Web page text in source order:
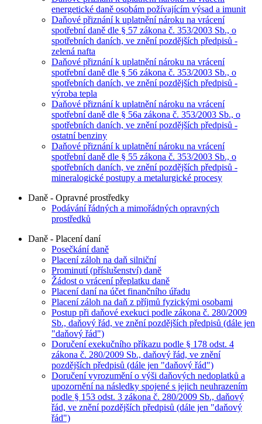
energetické daně osobám požívajícím výsad a imunit
Daňové přiznání k uplatnění nároku na vrácení
spotřební daně dle § 57 zákona č. 353/2003 Sb., o
spotřebních daních, ve znění pozdějších předpisů -
zelená nafta
Daňové přiznání k uplatnění nároku na vrácení
spotřební daně dle § 56 zákona č. 353/2003 Sb., o
spotřebních daních, ve znění pozdějších předpisů -
výroba tepla
Daňové přiznání k uplatnění nároku na vrácení
spotřební daně dle § 56a zákona č. 353/2003 Sb., o
spotřebních daních, ve znění pozdějších předpisů -
ostatní benziny
Daňové přiznání k uplatnění nároku na vrácení
spotřební daně dle § 55 zákona č. 353/2003 Sb., o
spotřebních daních, ve znění pozdějších předpisů -
mineralogické postupy a metalurgické procesy
Daně - Opravné prostředky
Podávání řádných a mimořádných opravných
prostředků
Daně - Placení daní
Posečkání daně
Placení záloh na daň silniční
Prominutí (příslušenství) daně
Žádost o vrácení přeplatku daně
Placení daní na účet finančního úřadu
Placení záloh na daň z příjmů fyzickými osobami
Postup při daňové exekuci podle zákona č. 280/2009
Sb., daňový řád, ve znění pozdějších předpisů (dále jen
"daňový řád")
Doručení exekučního příkazu podle § 178 odst. 4
zákona č. 280/2009 Sb., daňový řád, ve znění
pozdějších předpisů (dále jen "daňový řád")
Doručení vyrozumění o výši daňových nedoplatků a
upozornění na následky spojené s jejich neuhrazením
podle § 153 odst. 3 zákona č. 280/2009 Sb., daňový
řád, ve znění pozdějších předpisů (dále jen "daňový
řád")